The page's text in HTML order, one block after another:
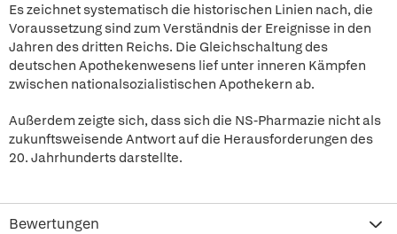
Es zeichnet systematisch die historischen Linien nach, die
Voraussetzung sind zum Verständnis der Ereignisse in den
Jahren des dritten Reichs. Die Gleichschaltung des
deutschen Apothekenwesens lief unter inneren Kämpfen
zwischen nationalsozialistischen Apothekern ab.
Außerdem zeigte sich, dass sich die NS-Pharmazie nicht als
zukunftsweisende Antwort auf die Herausforderungen des
20. Jahrhunderts darstellte.
Bewertungen